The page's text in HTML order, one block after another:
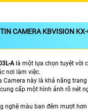
CAMERA KBVISION
Alà một lựa chọn tuyệt vời
nơi làm việc.
Camera này là khả năng
cấp một hình ảnh rõ nét
nghệ màu ban đêm mượt hơn